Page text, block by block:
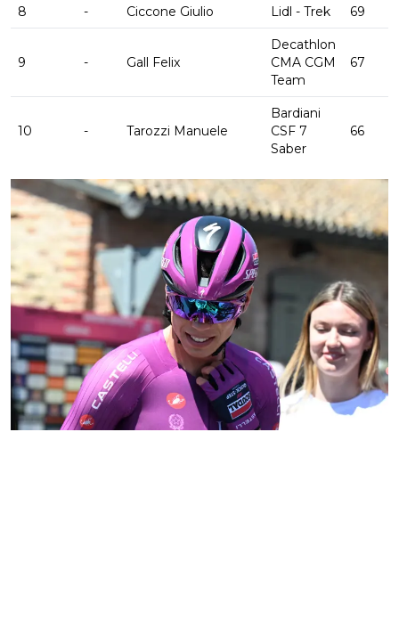
8 - Ciccone Giulio Lidl - Trek 69
9 - Gall Felix
Decathlon
CMA CGM
Team
67
10 - Tarozzi Manuele
Bardiani
CSF 7
Saber
66